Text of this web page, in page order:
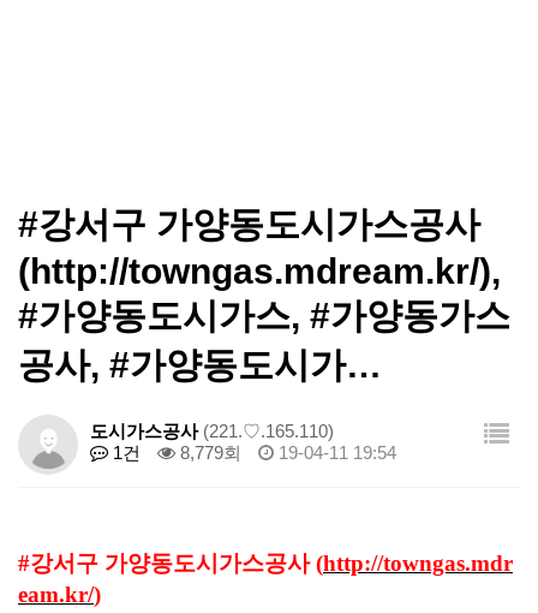
#강서구 가양동도시가스공사
(http://towngas.mdream.kr/),
#가양동도시가스, #가양동가스
공사, #가양동도시가…
도시가스공사(221.♡.165.110)
1건
8,779회 19-04-11 19:54
#강서구 가양동도시가스공사(http://towngas.mdr
eam.kr/)